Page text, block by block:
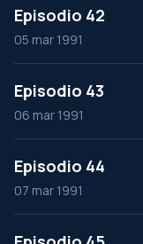
Episodio 42
05 mar 1991
Episodio 43
06 mar 1991
Episodio 44
07 mar 1991